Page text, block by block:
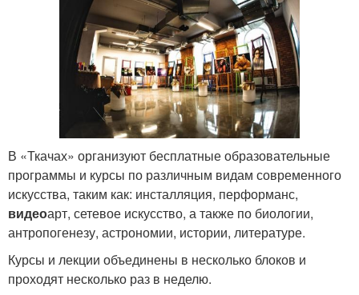
В «Ткачах» организуют бесплатные образовательные
программы и курсы по различным видам современного
искусства, таким как: инсталляция, перформанс,
видеоарт, сетевое искусство, а также по биологии,
антропогенезу, астрономии, истории, литературе.
Курсы и лекции объединены в несколько блоков и
проходят несколько раз в неделю.